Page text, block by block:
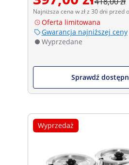
Najniższa cena w zł z 30 dni przed
Oferta limitowana
Gwarancja najniższej ceny
Wyprzedane
Sprawdź
Wyprzedaż